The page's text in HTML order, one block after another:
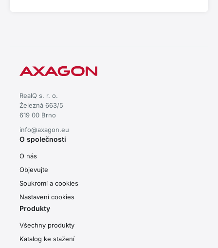
RealQ s. r. o.
Železná 663/5
619 00 Brno
info@axagon.eu
O společnosti
O nás
Objevujte
Soukromí a cookies
Nastavení cookies
Produkty
Všechny produkty
Katalog ke stažení